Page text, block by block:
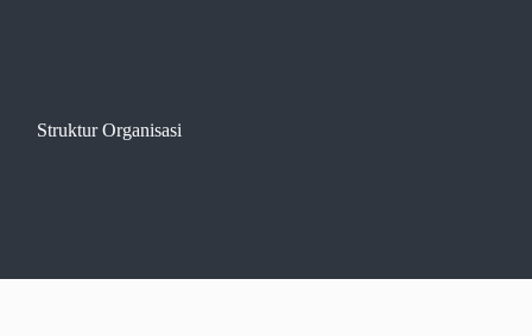
Struktur Organisasi